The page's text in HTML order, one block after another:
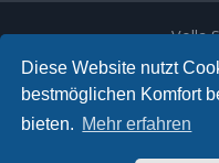
Diese Website nutzt
bestmöglichen Komfort
bieten. Mehr erfahren
Volla
Telefon:
E-Mail: